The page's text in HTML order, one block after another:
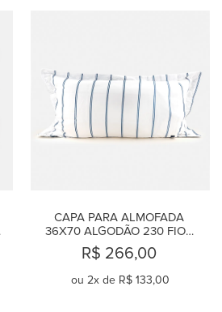
CAPA PARA ALMOFADA
36X70 ALGODÃO 230 FIOS
BLUE BOTANIQUE
R$ 266,00
ou 2x de R$ 133,00